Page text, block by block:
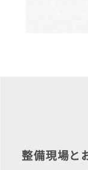
整備現場と